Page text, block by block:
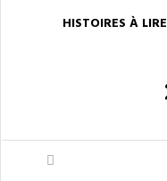
HISTOIRES À